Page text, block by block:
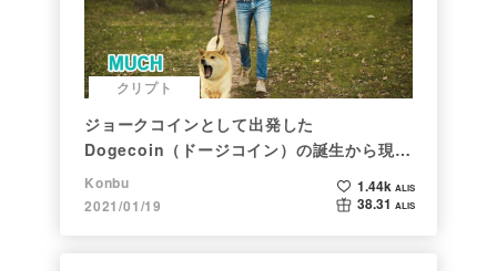
クリプト
ジョークコインとして出発した
Dogecoin（ドージコイン）の誕生から現在
まで。注目される非証券性🐶
Konbu
2021/01/19
1.44k ALIS
38.31 ALIS